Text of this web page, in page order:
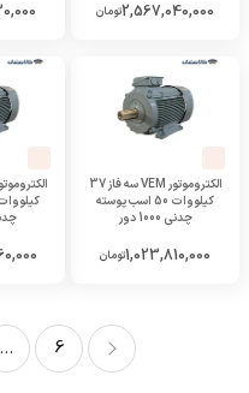
2,567,040,000تومان
الکتروموتور VEM سه فاز 37
کیلووات 50 اسب پوسته
چدنی 1000 دور
1,023,810,000تومان
چدنی
... 6